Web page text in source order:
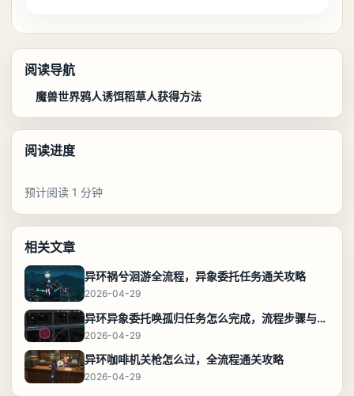
阅读导航
魔兽世界鸦人诱饵稻草人获得方法
阅读进度
预计阅读 1 分钟
相关文章
异环祸兮洄游全流程，异象委托任务通关攻略
2026-04-29
异环异象委托唤孤归任务怎么完成，流程步骤与位置攻略
2026-04-29
异环咖啡机关枪怎么过，全流程通关攻略
2026-04-29